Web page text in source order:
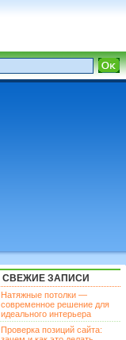
СВЕЖИЕ ЗАПИСИ
Натяжные потолки —
современное решение для
идеального интерьера
Проверка позиций сайта: